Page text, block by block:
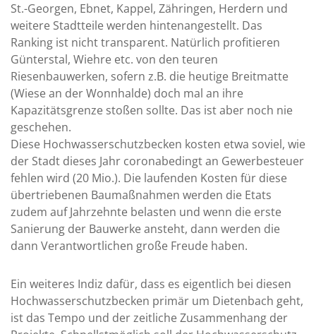
St.-Georgen, Ebnet, Kappel, Zähringen, Herdern und
weitere Stadtteile werden hintenangestellt. Das
Ranking ist nicht transparent. Natürlich profitieren
Günterstal, Wiehre etc. von den teuren
Riesenbauwerken, sofern z.B. die heutige Breitmatte
(Wiese an der Wonnhalde) doch mal an ihre
Kapazitätsgrenze stoßen sollte. Das ist aber noch nie
geschehen.
Diese Hochwasserschutzbecken kosten etwa soviel, wie
der Stadt dieses Jahr coronabedingt an Gewerbesteuer
fehlen wird (20 Mio.). Die laufenden Kosten für diese
übertriebenen Baumaßnahmen werden die Etats
zudem auf Jahrzehnte belasten und wenn die erste
Sanierung der Bauwerke ansteht, dann werden die
dann Verantwortlichen große Freude haben.
Ein weiteres Indiz dafür, dass es eigentlich bei diesen
Hochwasserschutzbecken primär um Dietenbach geht,
ist das Tempo und der zeitliche Zusammenhang der